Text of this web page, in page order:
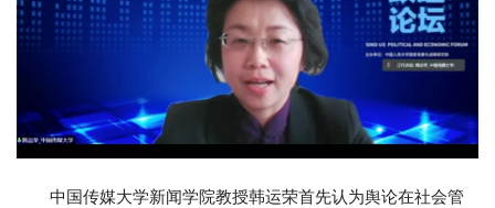
中国传媒大学新闻学院教授韩运荣首先认为舆论在社会管